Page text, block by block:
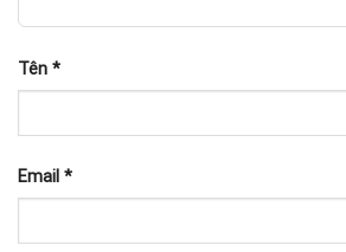
Tên *
Email *